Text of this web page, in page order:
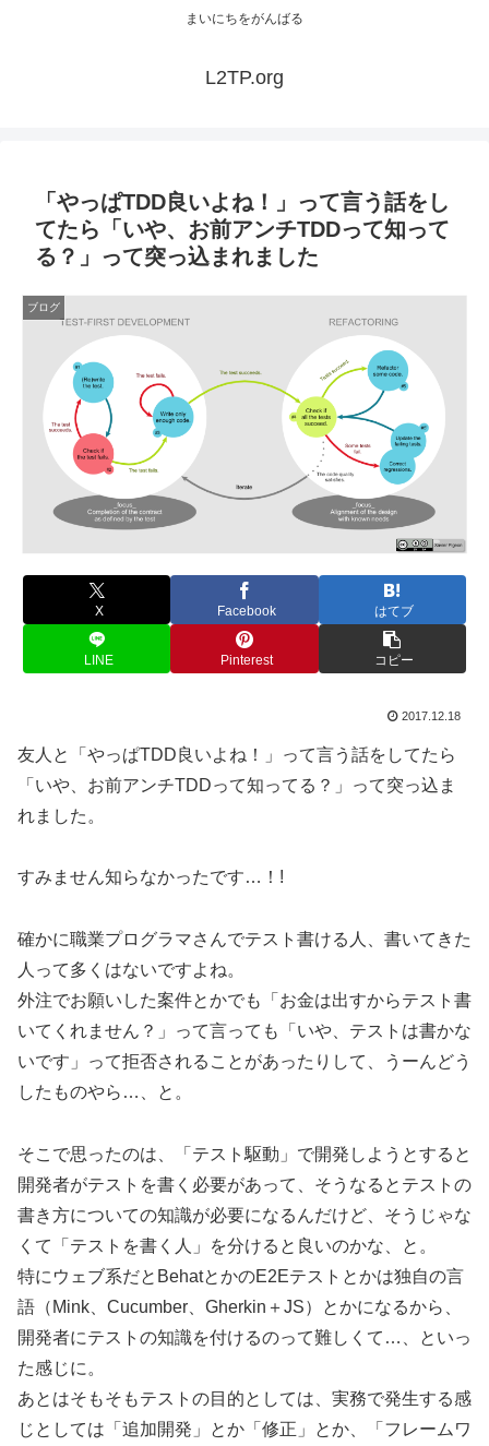
まいにちをがんばる
L2TP.org
「やっぱTDD良いよね！」って言う話をし
てたら「いや、お前アンチTDDって知って
る？」って突っ込まれました
ブログ
X Facebook はてブ
LINE Pinterest コピー
2017.12.18
友人と「やっぱTDD良いよね！」って言う話をしてたら
「いや、お前アンチTDDって知ってる？」って突っ込ま
れました。
すみません知らなかったです…！!
確かに職業プログラマさんでテスト書ける人、書いてきた
人って多くはないですよね。
外注でお願いした案件とかでも「お金は出すからテスト書
いてくれません？」って言っても「いや、テストは書かな
いです」って拒否されることがあったりして、うーんどう
したものやら…、と。
そこで思ったのは、「テスト駆動」で開発しようとすると
開発者がテストを書く必要があって、そうなるとテストの
書き方についての知識が必要になるんだけど、そうじゃな
くて「テストを書く人」を分けると良いのかな、と。
特にウェブ系だとBehatとかのE2Eテストとかは独自の言
語（Mink、Cucumber、Gherkin＋JS）とかになるから、
開発者にテストの知識を付けるのって難しくて…、といっ
た感じに。
あとはそもそもテストの目的としては、実務で発生する感
じとしては「追加開発」とか「修正」とか、「フレームワ